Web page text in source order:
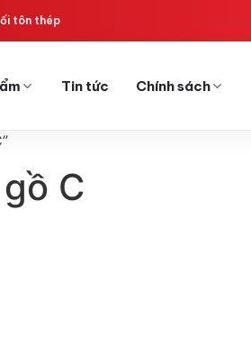
tôn thép
Tin tức Chính sách
C